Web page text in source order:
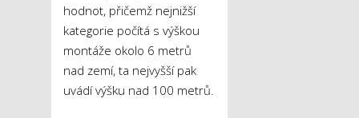
hodnot, přičemž nejnižší
kategorie počítá s výškou
montáže okolo 6 metrů
nad zemí, ta nejvyšší pak
uvádí výšku nad 100 metrů.